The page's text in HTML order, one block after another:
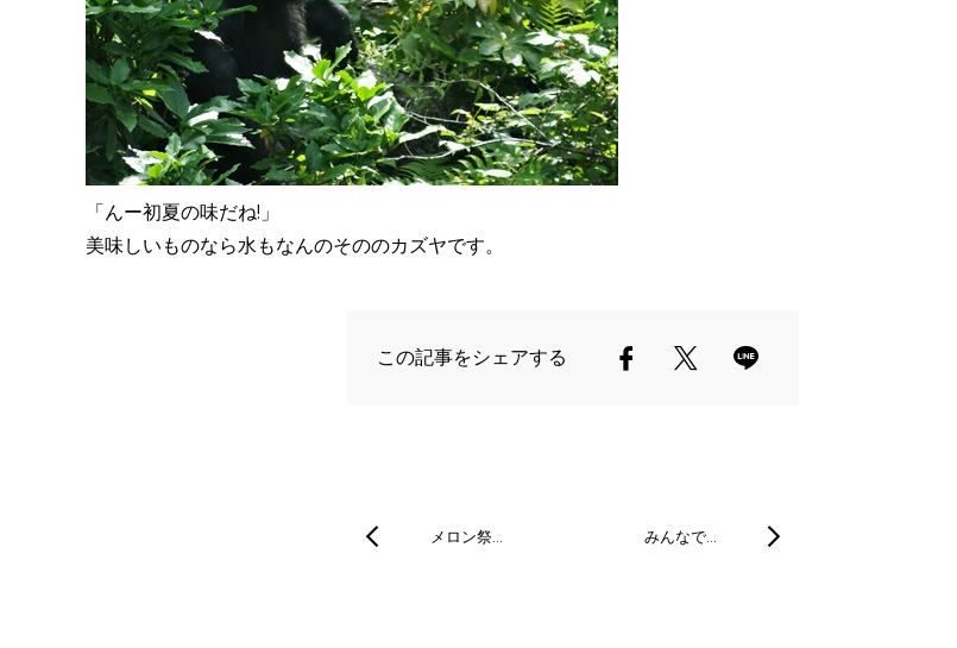
「んー初夏の味だね!」
美味しいものなら水もなんのそののカズヤです。
この記事をシェアする
メロン祭… みんなで…